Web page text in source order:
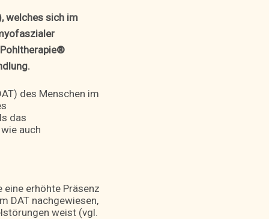
welches sich im
des Menschen im
das
auch
eine erhöhte Präsenz
DAT nachgewiesen,
weist (vgl.